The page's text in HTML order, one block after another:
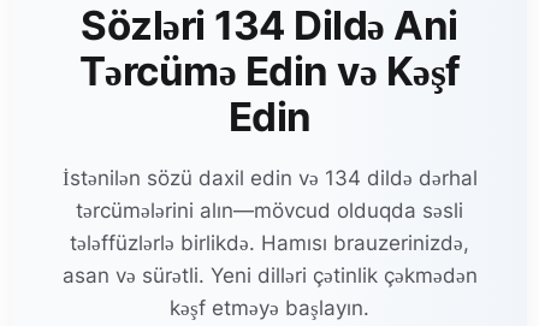
Sözləri 134 Dildə Ani
Tərcümə Edin və Kəşf
Edin
İstənilən sözü daxil edin və 134 dildə dərhal
tərcümələrini alın—mövcud olduqda səsli
tələffüzlərlə birlikdə. Hamısı brauzerinizdə,
asan və sürətli. Yeni dilləri çətinlik çəkmədən
kəşf etməyə başlayın.